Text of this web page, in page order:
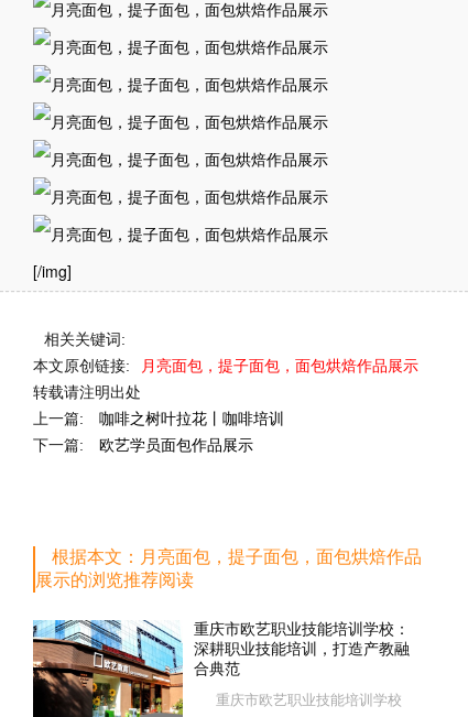
[/img]
相关关键词:
本文原创链接:
月亮面包，提子面包，面包烘焙作品展示
转载请注明出处
上一篇:
咖啡之树叶拉花丨咖啡培训
下一篇:
欧艺学员面包作品展示
根据本文：月亮面包，提子面包，面包烘焙作品
展示的浏览推荐阅读
重庆市欧艺职业技能培训学校：
深耕职业技能培训，打造产教融
合典范
重庆市欧艺职业技能培训学校